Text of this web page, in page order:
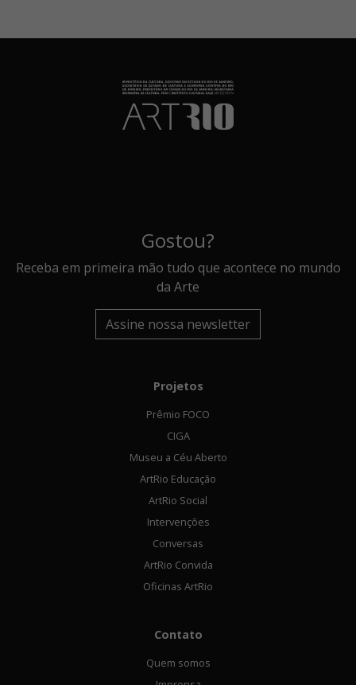
Gostou?
Receba em primeira mão tudo que acontece no mundo
da Arte
Assine nossa newsletter
Projetos
Prêmio FOCO
CIGA
Museu a Céu Aberto
ArtRio Educação
ArtRio Social
Intervenções
Conversas
ArtRio Convida
Oficinas ArtRio
Contato
Quem somos